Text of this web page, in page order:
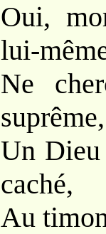
Oui,
lui-
Ne
suprême,
Un Dieu
caché,
Au